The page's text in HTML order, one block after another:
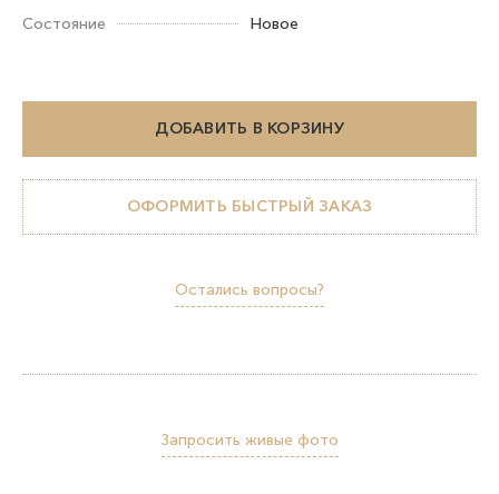
Состояние
Новое
ДОБАВИТЬ В КОРЗИНУ
ОФОРМИТЬ БЫСТРЫЙ ЗАКАЗ
Остались вопросы?
Запросить живые фото